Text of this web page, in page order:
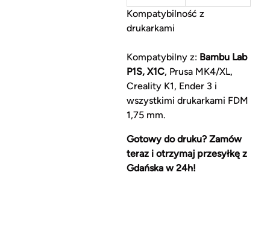
Kompatybilność z
drukarkami
Kompatybilny z: Bambu Lab
P1S, X1C, Prusa MK4/XL,
Creality K1, Ender 3 i
wszystkimi drukarkami FDM
1,75 mm.
Gotowy do druku? Zamów
teraz i otrzymaj przesyłkę z
Gdańska w 24h!